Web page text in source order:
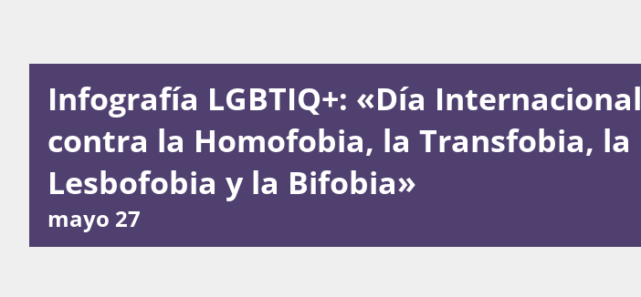
Infografía LGBTIQ+: «Día Internacional
contra la Homofobia, la Transfobia, la
Lesbofobia y la Bifobia»
mayo 27